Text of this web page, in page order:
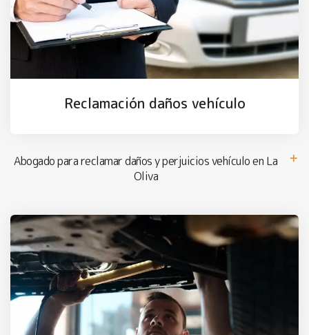
Reclamación daños vehículo
Abogado para reclamar daños y perjuicios vehículo en La
Oliva